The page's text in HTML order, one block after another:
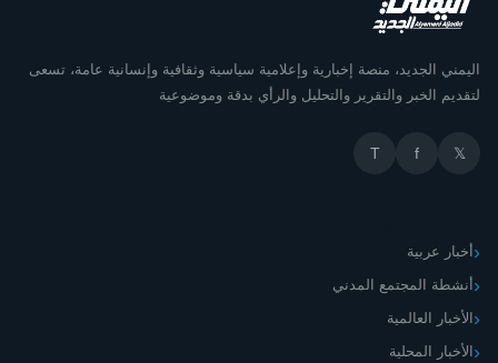
اليمني الجديد، منصة إخبارية وإعلامية سياسية وثقافية وإنسانية عامة، تسعى
لتقديم الخبر والتقرير والتحليل والرأي بدقة وموضوعية
𝕏
f
T
أخبار عربية
أنشطة المجتمع المدني
الأخبار العالمية
الأخبار المحلية